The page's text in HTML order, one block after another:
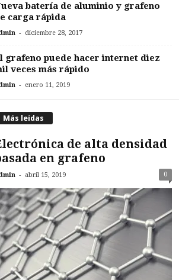
batería de aluminio y grafeno
carga rápida
- diciembre 28, 2017
grafeno puede hacer internet diez
veces más rápido
- enero 11, 2019
Más leídas
de alta densidad
en grafeno
- abril 15, 2019 0